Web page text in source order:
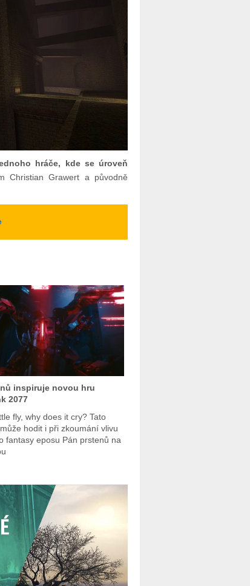
hráče, kde se úroveň
Christian Grawert a původně
inspiruje novou hru
2077
fly, why does it cry? Tato
hodit i při zkoumání vlivu
fantasy eposu Pán prstenů na